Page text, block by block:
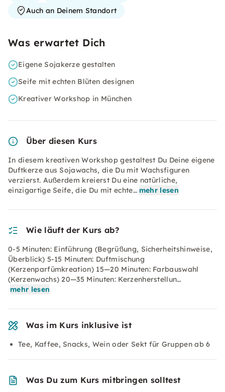
Auch an Deinem Standort
Was erwartet Dich
Eigene Sojakerze gestalten
Seife mit echten Blüten designen
Kreativer Workshop in München
Über diesen Kurs
In diesem kreativen Workshop gestaltest Du Deine eigene
Duftkerze aus Sojawachs, die Du mit Wachsfiguren
verzierst. Außerdem kreierst Du eine natürliche,
einzigartige Seife, die Du mit echte… mehr lesen
Wie läuft der Kurs ab?
0-5 Minuten: Einführung (Begrüßung, Sicherheitshinweise,
Überblick) 5-15 Minuten: Duftmischung
(Kerzenparfümkreation) 15—20 Minuten: Farbauswahl
(Kerzenwachs) 20—35 Minuten: Kerzenherstellun…
mehr lesen
Was im Kurs inklusive ist
Tee, Kaffee, Snacks, Wein oder Sekt für Gruppen ab 6
Was Du zum Kurs mitbringen solltest